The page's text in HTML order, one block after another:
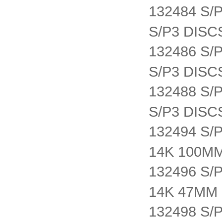
132484 S/
S/P3
132486 S/
S/P3
132488 S/
S/P3
132494 S/
14K
132496 S/
14K
132498 S/